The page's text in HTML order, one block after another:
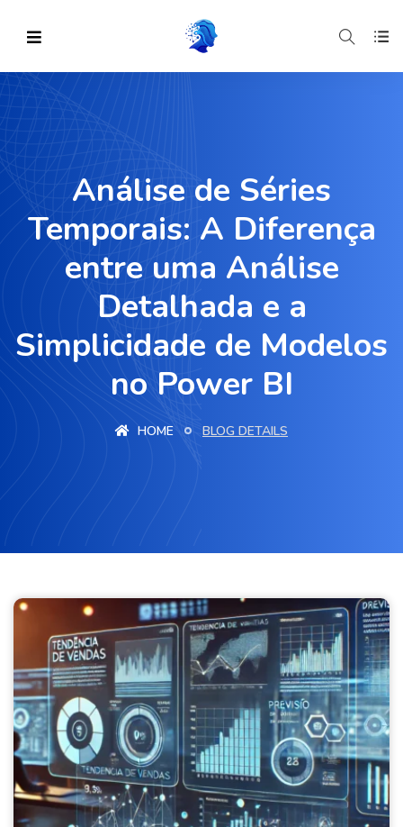
Análise de Séries
Temporais: A Diferença
entre uma Análise
Detalhada e a
Simplicidade de Modelos
no Power BI
HOME BLOG DETAILS